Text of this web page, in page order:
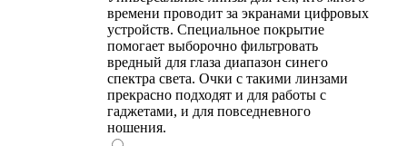
времени проводит за экранами цифровых
устройств. Специальное покрытие
помогает выборочно фильтровать
вредный для глаза диапазон синего
спектра света. Очки с такими линзами
прекрасно подходят и для работы с
гаджетами, и для повседневного
ношения.